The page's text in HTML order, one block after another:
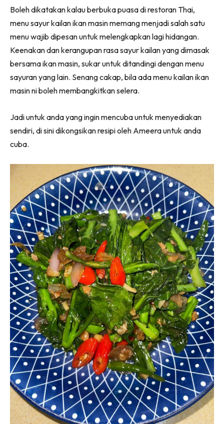
(Twitter)
Boleh dikatakan kalau berbuka puasa di restoran Thai,
menu sayur kailan ikan masin memang menjadi salah satu
menu wajib dipesan untuk melengkapkan lagi hidangan.
Keenakan dan kerangupan rasa sayur kailan yang dimasak
bersama ikan masin, sukar untuk ditandingi dengan menu
sayuran yang lain. Senang cakap, bila ada menu kailan ikan
masin ni boleh membangkitkan selera.
Jadi untuk anda yang ingin mencuba untuk menyediakan
sendiri, di sini dikongsikan resipi oleh Ameera untuk anda
cuba.